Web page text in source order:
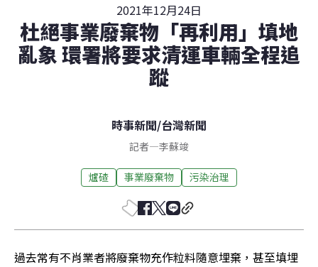
2021年12月24日
杜絕事業廢棄物「再利用」填地
亂象 環署將要求清運車輛全程追
蹤
時事新聞/台灣新聞
記者—李蘇竣
爐碴 事業廢棄物 污染治理
過去常有不肖業者將廢棄物充作粒料隨意埋棄，甚至填埋